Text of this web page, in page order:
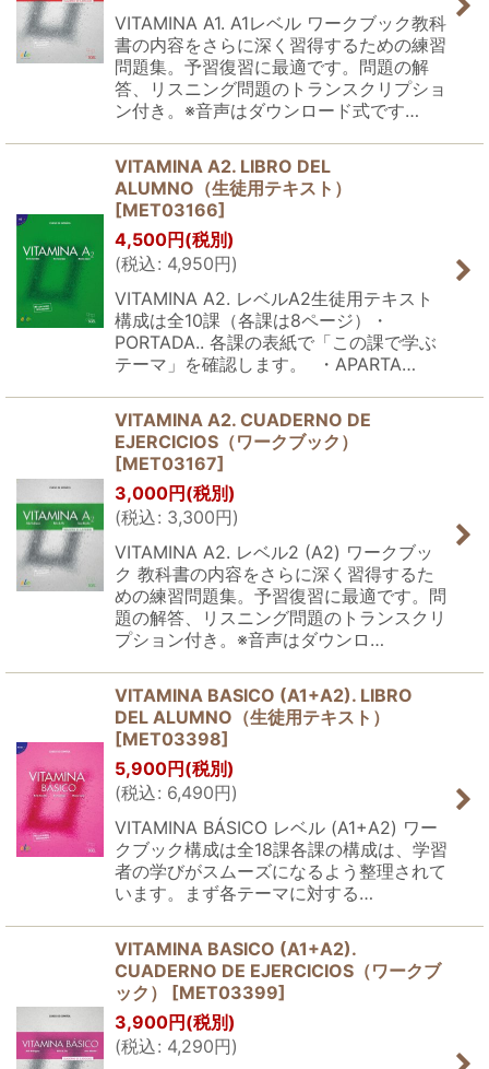
VITAMINA A1. A1レベル ワークブック教科
書の内容をさらに深く習得するための練習
問題集。予習復習に最適です。問題の解
答、リスニング問題のトランスクリプショ
ン付き。※音声はダウンロード式です…
VITAMINA A2. LIBRO DEL
ALUMNO（生徒用テキスト）
[MET03166]
4,500円 (税別)
(税込: 4,950円)
VITAMINA A2. レベルA2生徒用テキスト
構成は全10課（各課は8ページ）・
PORTADA.. 各課の表紙で「この課で学ぶ
テーマ」を確認します。 ・APARTA…
VITAMINA A2. CUADERNO DE
EJERCICIOS（ワークブック）
[MET03167]
3,000円 (税別)
(税込: 3,300円)
VITAMINA A2. レベル2 (A2) ワークブッ
ク 教科書の内容をさらに深く習得するた
めの練習問題集。予習復習に最適です。問
題の解答、リスニング問題のトランスクリ
プション付き。※音声はダウンロ…
VITAMINA BASICO (A1+A2). LIBRO
DEL ALUMNO（生徒用テキスト）
[MET03398]
5,900円 (税別)
(税込: 6,490円)
VITAMINA BÁSICO レベル (A1+A2) ワー
クブック構成は全18課各課の構成は、学習
者の学びがスムーズになるよう整理されて
います。まず各テーマに対する…
VITAMINA BASICO (A1+A2).
CUADERNO DE EJERCICIOS（ワークブ
ック）
[MET03399]
3,900円 (税別)
(税込: 4,290円)